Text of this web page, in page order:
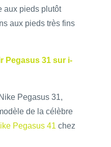
aux pieds plutôt
aux pieds très fins
Pegasus 31 sur i-
Pegasus 31,
de la célèbre
Pegasus 41 chez